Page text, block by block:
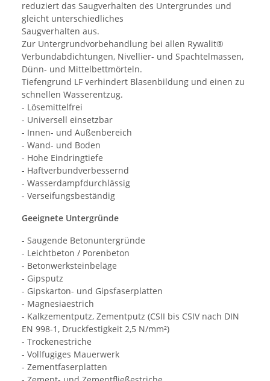
reduziert das Saugverhalten des Untergrundes und
gleicht unterschiedliches
Saugverhalten aus.
Zur Untergrundvorbehandlung bei allen Rywalit®
Verbundabdichtungen, Nivellier- und Spachtelmassen,
Dünn- und Mittelbettmörteln.
Tiefengrund LF verhindert Blasenbildung und einen zu
schnellen Wasserentzug.
- Lösemittelfrei
- Universell einsetzbar
- Innen- und Außenbereich
- Wand- und Boden
- Hohe Eindringtiefe
- Haftverbundverbessernd
- Wasserdampfdurchlässig
- Verseifungsbeständig
Geeignete Untergründe
- Saugende Betonuntergründe
- Leichtbeton / Porenbeton
- Betonwerksteinbeläge
- Gipsputz
- Gipskarton- und Gipsfaserplatten
- Magnesiaestrich
- Kalkzementputz, Zementputz (CSII bis CSIV nach DIN
EN 998-1, Druckfestigkeit 2,5 N/mm²)
- Trockenestriche
- Vollfugiges Mauerwerk
- Zementfaserplatten